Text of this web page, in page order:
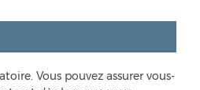
Vous pouvez assurer vous-